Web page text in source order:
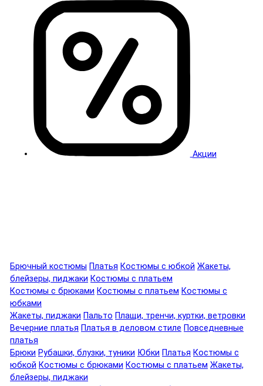
Акции
Брючный костюмы Платья Костюмы с юбкой Жакеты,
блейзеры, пиджаки Костюмы с платьем
Костюмы с брюками Костюмы с платьем Костюмы с
юбками
Жакеты, пиджаки Пальто Плащи, тренчи, куртки, ветровки
Вечерние платья Платья в деловом стиле Повседневные
платья
Брюки Рубашки, блузки, туники Юбки Платья Костюмы с
юбкой Костюмы с брюками Костюмы с платьем Жакеты,
блейзеры, пиджаки